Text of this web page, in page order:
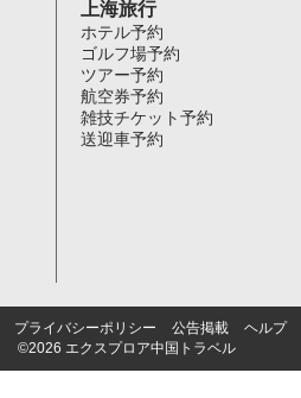
上海旅行
ホテル予約
ゴルフ場予約
ツアー予約
航空券予約
雑技チケット予約
送迎車予約
プライバシーポリシー 公告掲載 ヘルプ
©2026 エクスプロア中国トラベル